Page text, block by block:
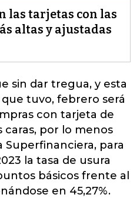
las tarjetas con las
altas y ajustadas
sin dar tregua, y esta
tuvo, febrero será
con tarjeta de
caras, por lo menos
Superfinanciera, para
la tasa de usura
básicos frente al
en 45,27%.